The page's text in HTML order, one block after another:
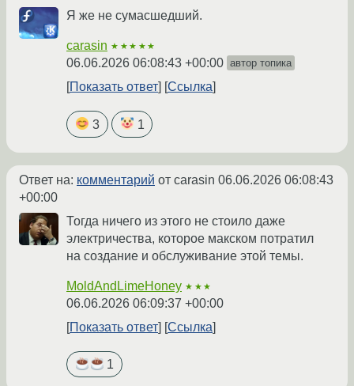
Я же не сумасшедший.
carasin ★★★★★
06.06.2026 06:08:43 +00:00 автор топика
Показать ответ Ссылка
3 1
Ответ на: комментарий от carasin 06.06.2026 06:08:43
+00:00
Тогда ничего из этого не стоило даже
электричества, которое макском потратил
на создание и обслуживание этой темы.
MoldAndLimeHoney ★★★
06.06.2026 06:09:37 +00:00
Показать ответ
Ссылка
1